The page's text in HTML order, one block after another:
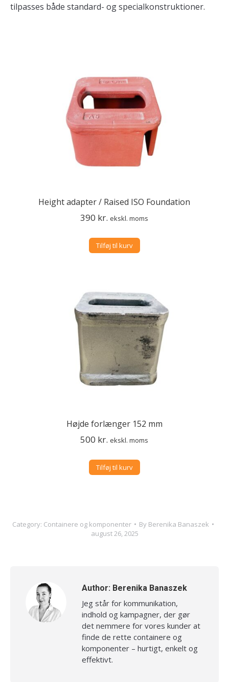
tilpasses både standard- og specialkonstruktioner.
Height adapter / Raised ISO Foundation
390 kr. ekskl. moms
Tilføj til kurv
Højde forlænger 152 mm
500 kr. ekskl. moms
Tilføj til kurv
Category: Containere og komponenter By Berenika Banaszek
august 26, 2025
Author: Berenika Banaszek
Jeg står for kommunikation,
indhold og kampagner, der gør
det nemmere for vores kunder at
finde de rette containere og
komponenter – hurtigt, enkelt og
effektivt.